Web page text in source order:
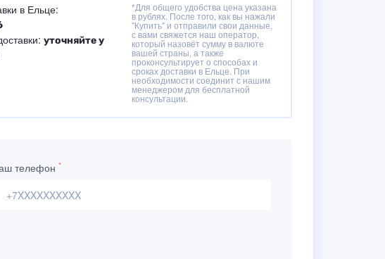
в Ельце:
уточняйте у
*Для общего удобства цена указана
в рублях. После того, как вы нажали
"Купить" и отправили свои данные,
с вами свяжется наш оператор,
который назовёт сумму в валюте
вашей страны, а также
проконсультирует о способах и
сроках доставки в Ельце. При
необходимости соединит с нашим
менеджером для бесплатной
консультации.
телефон *